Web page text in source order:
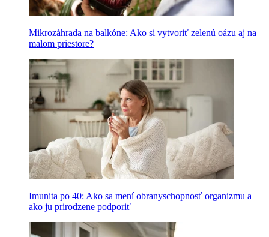
Mikrozáhrada na balkóne: Ako si vytvoriť zelenú oázu aj na
malom priestore?
Imunita po 40: Ako sa mení obranyschopnosť organizmu a
ako ju prirodzene podporiť